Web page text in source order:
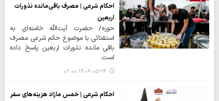
احکام شرعی | مصرف باقی‌مانده نذورات
اربعین
حوزه/ حضرت آیت‌الله خامنه‌ای به
استفتائی با موضوع حکم شرعی مصرف
باقی مانده نذورات اربعین پاسخ داده
است.
۱۴۰۴-۰۵-۲۴ ۰۶:۰۰
احکام شرعی | خمس مازاد هزینه‌های سفر